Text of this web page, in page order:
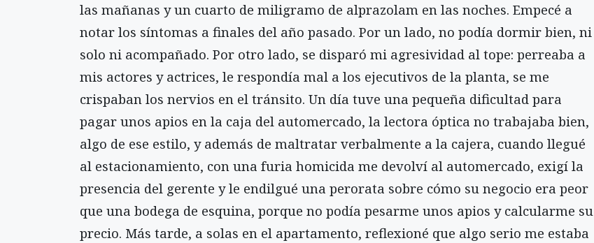
las mañanas y un cuarto de miligramo de alprazolam en las noches. Empecé a
notar los síntomas a finales del año pasado. Por un lado, no podía dormir bien, ni
solo ni acompañado. Por otro lado, se disparó mi agresividad al tope: perreaba a
mis actores y actrices, le respondía mal a los ejecutivos de la planta, se me
crispaban los nervios en el tránsito. Un día tuve una pequeña dificultad para
pagar unos apios en la caja del automercado, la lectora óptica no trabajaba bien,
algo de ese estilo, y además de maltratar verbalmente a la cajera, cuando llegué
al estacionamiento, con una furia homicida me devolví al automercado, exigí la
presencia del gerente y le endilgué una perorata sobre cómo su negocio era peor
que una bodega de esquina, porque no podía pesarme unos apios y calcularme su
precio. Más tarde, a solas en el apartamento, reflexioné que algo serio me estaba